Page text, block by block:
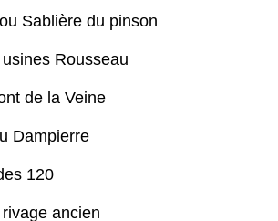
Sablière du pinson
Rousseau
de la Veine
Dampierre
120
ancien